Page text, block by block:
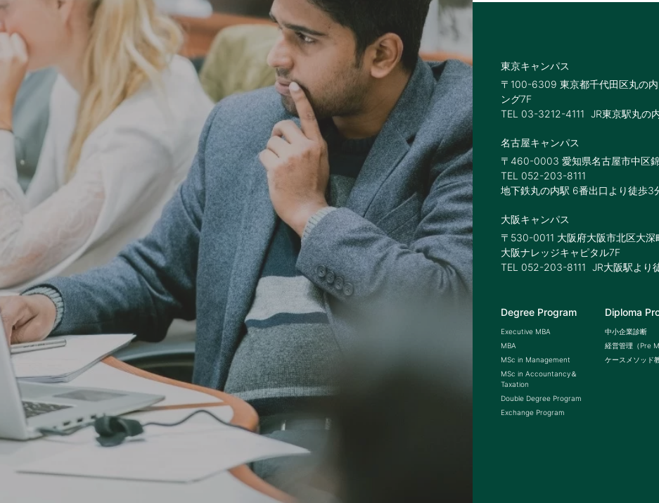
東京キャンパス
〒100-6309 東京都千代田区丸の
ング7F
TEL 03-3212-4111 JR東京駅丸の
名古屋キャンパス
〒460-0003 愛知県名古屋市中区
TEL 052-203-8111
地下鉄丸の内駅 6番出口より徒歩3
大阪キャンパス
〒530-0011 大阪府大阪市北区大深
大阪ナレッジキャピタル7F
TEL 052-203-8111 JR大阪駅より
Degree Program
Executive MBA
MBA
MSc in Management
MSc in Accountancy＆
Taxation
Double Degree Program
Exchange Program
Diploma
中小企業診断
経営管理（Pre
ケースメソッド